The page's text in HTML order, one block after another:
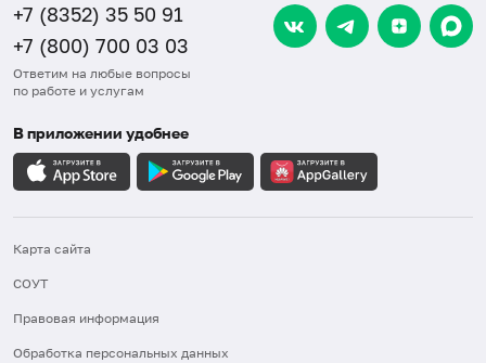
+7 (8352) 35 50 91
+7 (800) 700 03 03
Ответим на любые вопросы
по работе и услугам
В приложении удобнее
Карта сайта
СОУТ
Правовая информация
Обработка персональных данных